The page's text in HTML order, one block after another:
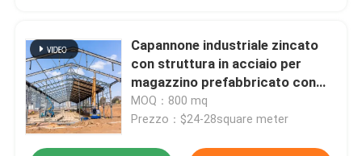
isolamento della lana di vetro
isolamento di lana di roccia
Capannone industriale zincato
con struttura in acciaio per
magazzino prefabbricato con
struttura in acciaio di alta
qualità
MOQ：800 mq
Prezzo：$24-28square meter